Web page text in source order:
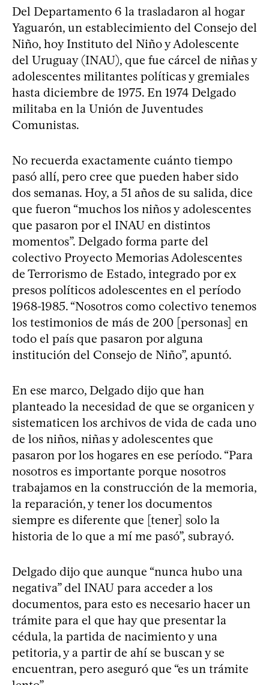
Del Departamento 6 la trasladaron al hogar
Yaguarón, un establecimiento del Consejo del
Niño, hoy Instituto del Niño y Adolescente
del Uruguay (INAU), que fue cárcel de niñas y
adolescentes militantes políticas y gremiales
hasta diciembre de 1975. En 1974 Delgado
militaba en la Unión de Juventudes
Comunistas.
No recuerda exactamente cuánto tiempo
pasó allí, pero cree que pueden haber sido
dos semanas. Hoy, a 51 años de su salida, dice
que fueron “muchos los niños y adolescentes
que pasaron por el INAU en distintos
momentos”. Delgado forma parte del
colectivo Proyecto Memorias Adolescentes
de Terrorismo de Estado, integrado por ex
presos políticos adolescentes en el período
1968-1985. “Nosotros como colectivo tenemos
los testimonios de más de 200 [personas] en
todo el país que pasaron por alguna
institución del Consejo de Niño”, apuntó.
En ese marco, Delgado dijo que han
planteado la necesidad de que se organicen y
sistematicen los archivos de vida de cada uno
de los niños, niñas y adolescentes que
pasaron por los hogares en ese período. “Para
nosotros es importante porque nosotros
trabajamos en la construcción de la memoria,
la reparación, y tener los documentos
siempre es diferente que [tener] solo la
historia de lo que a mí me pasó”, subrayó.
Delgado dijo que aunque “nunca hubo una
negativa” del INAU para acceder a los
documentos, para esto es necesario hacer un
trámite para el que hay que presentar la
cédula, la partida de nacimiento y una
petitoria, y a partir de ahí se buscan y se
encuentran, pero aseguró que “es un trámite